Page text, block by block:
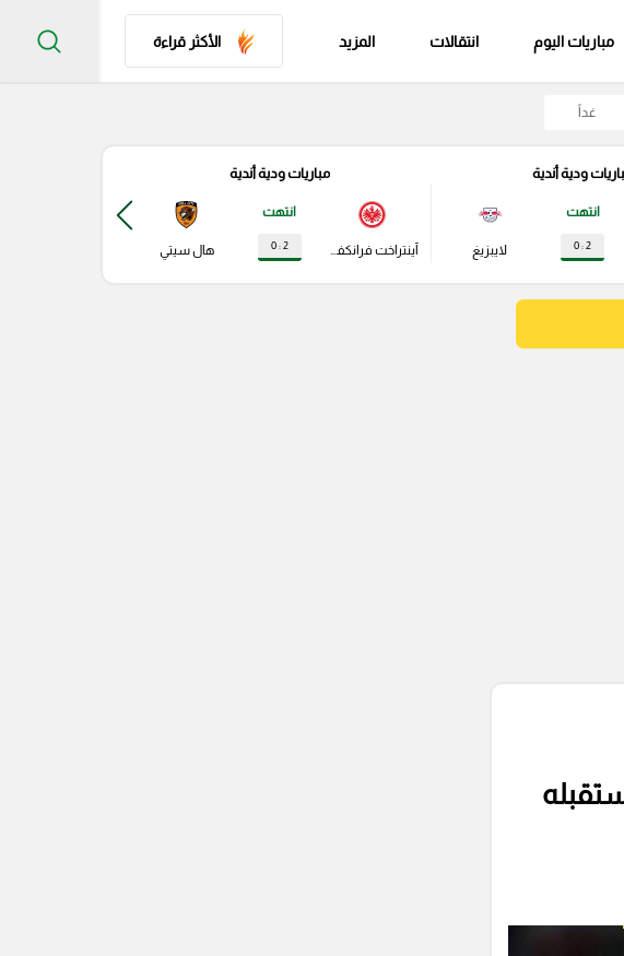
مباريات اليوم انتقالات المزيد الأكثر قراءة
غداً
ودية أندية
انتهت
2 : 0 لايبزيغ
مباريات ودية أندية
آينتراخت فرانكفورت
انتهت
2 : 0 هال سيتي
مستقبله